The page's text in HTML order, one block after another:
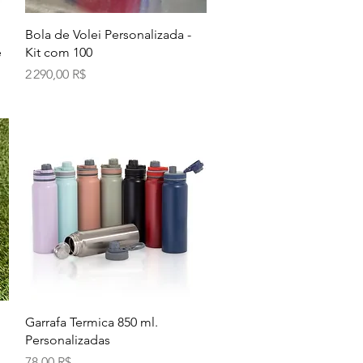
Aperçu rapide
Bola de Volei Personalizada -
Kit com 100
Prix
2 290,00 R$
Aperçu rapide
Garrafa Termica 850 ml.
Personalizadas